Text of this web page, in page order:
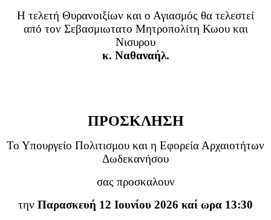
Η τελετή Θυρανοιξίων και ο Αγιασμός θα τελεστεί
από τον Σεβασμιωτατο Μητροπολίτη Κωου και
Νισυρου
κ. Ναθαναήλ.
ΠΡΟΣΚΛΗΣΗ
Το Υπουργείο Πολιτισμου και η Εφορεία Αρχαιοτήτων
Δωδεκανήσου
σας προσκαλουν
την Παρασκευή 12 Ιουνίου 2026 καί ωρα 13:30